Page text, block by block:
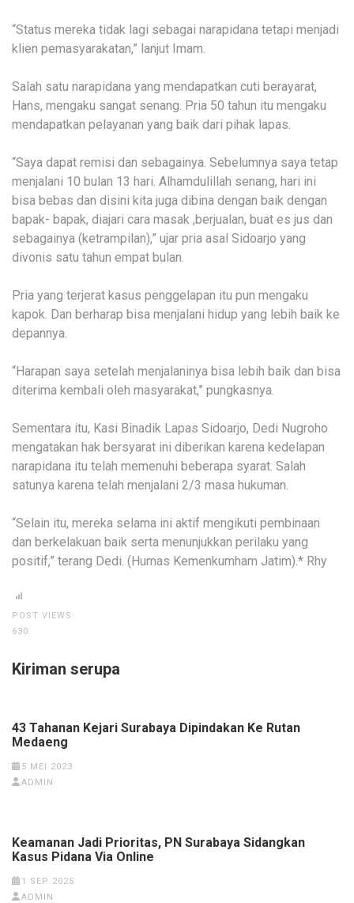
“Status mereka tidak lagi sebagai narapidana tetapi menjadi
klien pemasyarakatan,” lanjut Imam.
Salah satu narapidana yang mendapatkan cuti berayarat,
Hans, mengaku sangat senang. Pria 50 tahun itu mengaku
mendapatkan pelayanan yang baik dari pihak lapas.
“Saya dapat remisi dan sebagainya. Sebelumnya saya tetap
menjalani 10 bulan 13 hari. Alhamdulillah senang, hari ini
bisa bebas dan disini kita juga dibina dengan baik dengan
bapak- bapak, diajari cara masak ,berjualan, buat es jus dan
sebagainya (ketrampilan),” ujar pria asal Sidoarjo yang
divonis satu tahun empat bulan.
Pria yang terjerat kasus penggelapan itu pun mengaku
kapok. Dan berharap bisa menjalani hidup yang lebih baik ke
depannya.
“Harapan saya setelah menjalaninya bisa lebih baik dan bisa
diterima kembali oleh masyarakat,” pungkasnya.
Sementara itu, Kasi Binadik Lapas Sidoarjo, Dedi Nugroho
mengatakan hak bersyarat ini diberikan karena kedelapan
narapidana itu telah memenuhi beberapa syarat. Salah
satunya karena telah menjalani 2/3 masa hukuman.
“Selain itu, mereka selama ini aktif mengikuti pembinaan
dan berkelakuan baik serta menunjukkan perilaku yang
positif,” terang Dedi. (Humas Kemenkumham Jatim).* Rhy
POST VIEWS:
630
Kiriman serupa
43 Tahanan Kejari Surabaya Dipindakan Ke Rutan
Medaeng
5 MEI 2023
ADMIN
Keamanan Jadi Prioritas, PN Surabaya Sidangkan
Kasus Pidana Via Online
1 SEP 2025
ADMIN